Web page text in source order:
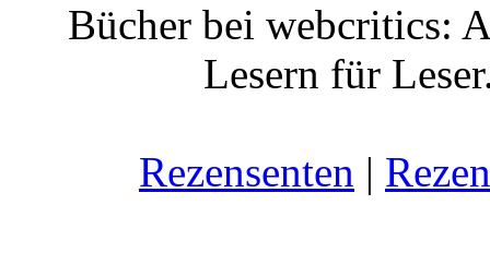
Bücher bei webcritics:
Lesern für
Rezensenten |